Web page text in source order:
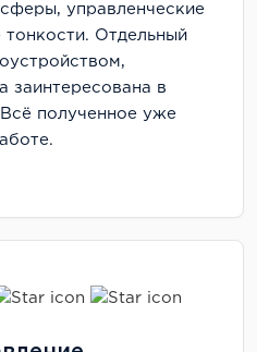
управленческие
Отдельный
заинтересована в
Всё полученное уже